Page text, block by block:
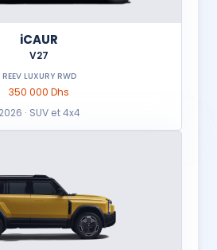
iCAUR
V27
REEV LUXURY RWD
350 000 Dhs
2026 · SUV et 4x4